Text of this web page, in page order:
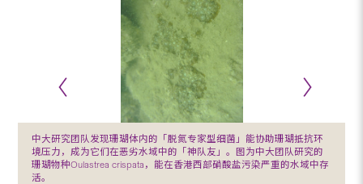
中大研究团队发现珊瑚体内的「脱氮专家型细菌」能协助珊瑚抵抗环
境压力，成为它们在恶劣水域中的「神队友」。图为中大团队研究的
珊瑚物种Oulastrea crispata，能在香港西部硝酸盐污染严重的水域中存
活。